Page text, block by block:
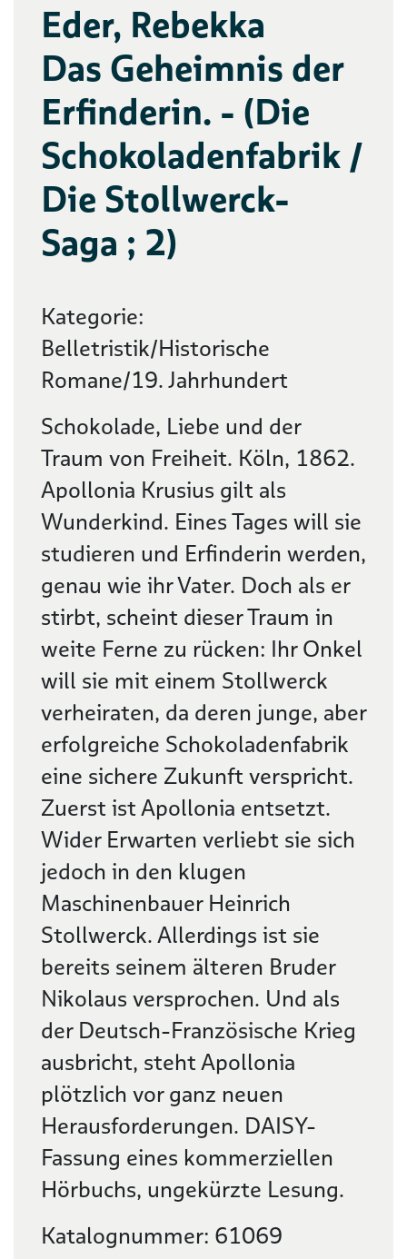
Eder, Rebekka
Das Geheimnis der
Erfinderin. - (Die
Schokoladenfabrik /
Die Stollwerck-
Saga ; 2)
Kategorie:
Belletristik/Historische
Romane/19. Jahrhundert
Schokolade, Liebe und der
Traum von Freiheit. Köln, 1862.
Apollonia Krusius gilt als
Wunderkind. Eines Tages will sie
studieren und Erfinderin werden,
genau wie ihr Vater. Doch als er
stirbt, scheint dieser Traum in
weite Ferne zu rücken: Ihr Onkel
will sie mit einem Stollwerck
verheiraten, da deren junge, aber
erfolgreiche Schokoladenfabrik
eine sichere Zukunft verspricht.
Zuerst ist Apollonia entsetzt.
Wider Erwarten verliebt sie sich
jedoch in den klugen
Maschinenbauer Heinrich
Stollwerck. Allerdings ist sie
bereits seinem älteren Bruder
Nikolaus versprochen. Und als
der Deutsch-Französische Krieg
ausbricht, steht Apollonia
plötzlich vor ganz neuen
Herausforderungen. DAISY-
Fassung eines kommerziellen
Hörbuchs, ungekürzte Lesung.
Katalognummer: 61069